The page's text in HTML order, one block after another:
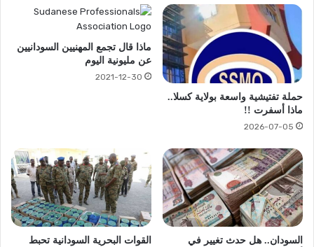
حملة تفتيشية واسعة بولاية كسلا..
ماذا أسفرت !!
2026-07-05
ماذا قال تجمع المهنيين السودانيين
عن مليونية اليوم
2021-12-30
السودان.. هل حدث تغيير في
القوات البحرية السودانية تحبط